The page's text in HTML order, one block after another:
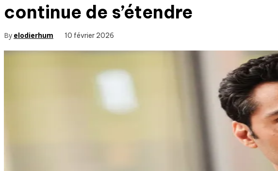
continue de s’étendre
By elodierhum 10 février 2026